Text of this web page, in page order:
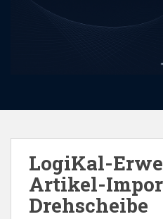
LogiKal-
Artikel-
Drehscheibe